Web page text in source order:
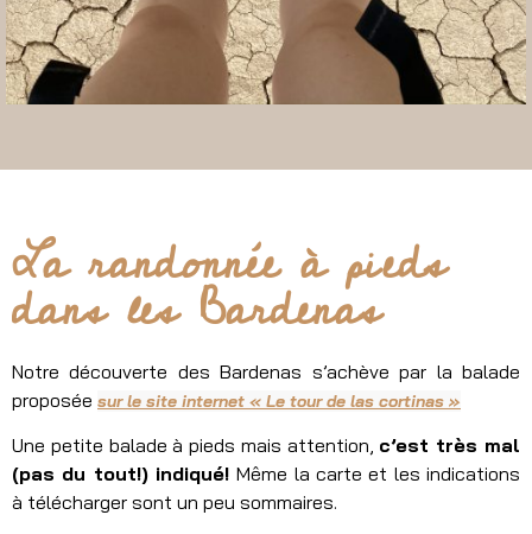
La randonnée à pieds
dans les Bardenas
Notre découverte des Bardenas s’achève par la balade
proposée sur le site internet « Le tour de las cortinas »
Une petite balade à pieds mais attention, c’est très mal
(pas du tout!) indiqué!Même la carte et les indications
à télécharger sont un peu sommaires.